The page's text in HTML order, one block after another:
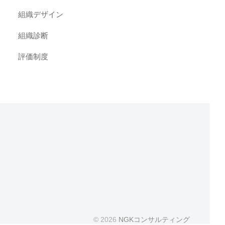
組織デザイン
組織診断
評価制度
© 2026 NGKコンサルティング